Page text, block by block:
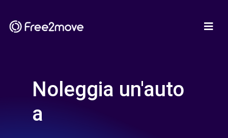
Noleggia un'auto
a